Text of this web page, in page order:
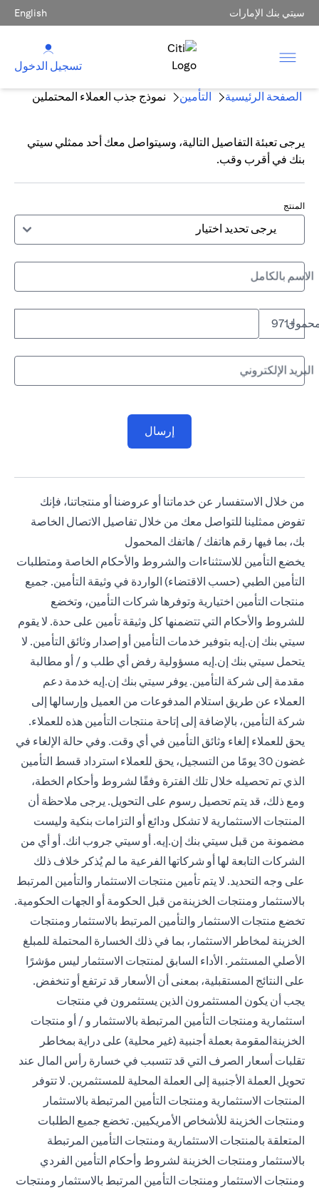
سيتي بنك الإمارات English
تسجيل الدخول
الصفحة الرئيسية التأمين نموذج جذب العملاء المحتملين
يرجى تعبئة التفاصيل التالية، وسيتواصل معك أحد ممثلي سيتي
بنك في أقرب وقب.
المنتج
الاسم بالكامل
+971
البريد الإلكتروني
إرسال
من خلال الاستفسار عن خدماتنا أو عروضنا أو منتجاتنا، فإنك
تفوض ممثلينا للتواصل معك من خلال تفاصيل الاتصال الخاصة
بك، بما فيها رقم هاتفك / هاتفك المحمول
يخضع التأمين للاستثناءات والشروط والأحكام الخاصة ومتطلبات
التأمين الطبي (حسب الاقتضاء) الواردة في وثيقة التأمين. جميع
منتجات التأمين اختيارية وتوفرها شركات التأمين، وتخضع
للشروط والأحكام التي تتضمنها كل وثيقة تأمين على حدة. لا يقوم
سيتي بنك إن.إيه بتوفير خدمات التأمين أو إصدار وثائق التأمين. لا
يتحمل سيتي بنك إن.إيه مسؤولية رفض أي طلب و / أو مطالبة
مقدمة إلى شركة التأمين. يوفر سيتي بنك إن.إيه خدمة دعم
العملاء عن طريق استلام المدفوعات من العميل وإرسالها إلى
شركة التأمين، بالإضافة إلى إتاحة منتجات التأمين هذه للعملاء.
يحق للعملاء إلغاء وثائق التأمين في أي وقت. وفي حالة الإلغاء في
غضون 30 يومًا من التسجيل، يحق للعملاء استرداد قسط التأمين
الذي تم تحصيله خلال تلك الفترة وفقًا لشروط وأحكام الخطة،
ومع ذلك، قد يتم تحصيل رسوم على التحويل. يرجى ملاحظة أن
المنتجات الاستثمارية لا تشكل ودائع أو التزامات بنكية وليست
مضمونة من قبل سيتي بنك إن.إيه. أو سيتي جروب انك. أو أي من
الشركات التابعة لها أو شركاتها الفرعية ما لم يُذكر خلاف ذلك
على وجه التحديد. لا يتم تأمين منتجات الاستثمار والتأمين المرتبط
بالاستثمار ومنتجات الخزينةمن قبل الحكومة أو الجهات الحكومية.
تخضع منتجات الاستثمار والتأمين المرتبط بالاستثمار ومنتجات
الخزينة لمخاطر الاستثمار، بما في ذلك الخسارة المحتملة للمبلغ
الأصلي المستثمر. الأداء السابق لمنتجات الاستثمار ليس مؤشرًا
على النتائج المستقبلية، بمعنى أن الأسعار قد ترتفع أو تنخفض.
يجب أن يكون المستثمرون الذين يستثمرون في منتجات
استثمارية ومنتجات التأمين المرتبطة بالاستثمار و / أو منتجات
الخزينةالمقومة بعملة أجنبية (غير محلية) على دراية بمخاطر
تقلبات أسعار الصرف التي قد تتسبب في خسارة رأس المال عند
تحويل العملة الأجنبية إلى العملة المحلية للمستثمرين. لا تتوفر
المنتجات الاستثمارية ومنتجات التأمين المرتبطة بالاستثمار
ومنتجات الخزينة للأشخاص الأمريكيين. تخضع جميع الطلبات
المتعلقة بالمنتجات الاستثمارية ومنتجات التأمين المرتبطة
بالاستثمار ومنتجات الخزينة لشروط وأحكام التأمين الفردي
ومنتجات الاستثمار ومنتجات التأمين المرتبط بالاستثمار ومنتجات